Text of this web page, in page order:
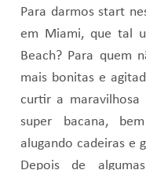
Para darmos start
em Miami, que tal
Beach? Para quem
mais bonitas e
curtir a maravilhosa
super bacana,
alugando cadeiras e
Depois de